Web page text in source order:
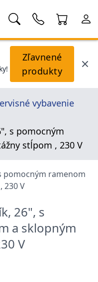
Zľavnené
produkty
vybavenie
s pomocným
stĺpom , 230 V
26", s
a sklopným
V